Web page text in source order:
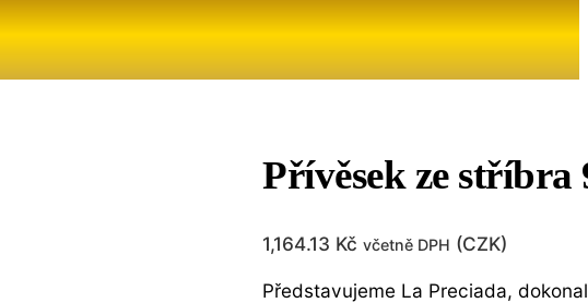
Přívěsek ze
1,164.13 Kč včetně DPH (CZK)
Představujeme La Preciada,